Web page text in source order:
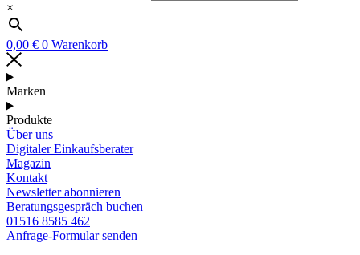
×
0,00 € 0 Warenkorb
Marken
Produkte
Über uns
Digitaler Einkaufsberater
Magazin
Kontakt
Newsletter abonnieren
Beratungsgespräch buchen
01516 8585 462
Anfrage-Formular senden